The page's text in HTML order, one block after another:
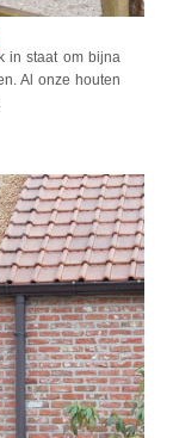
in staat om bijna
Al onze houten